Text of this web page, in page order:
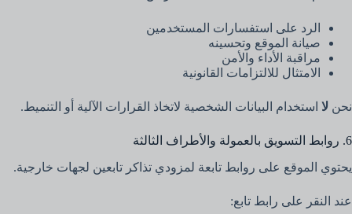
الرد على استفسارات المستخدمين
صيانة الموقع وتحسينه
مراقبة الأداء والأمن
الامتثال للالتزامات القانونية
نحن لا استخدام البيانات الشخصية لاتخاذ القرارات الآلية أو التنميط.
6. روابط التسويق بالعمولة والأطراف الثالثة
يحتوي الموقع على روابط تابعة لمزودي تذاكر تابعين لجهات خارجية.
عند النقر على رابط تابع: